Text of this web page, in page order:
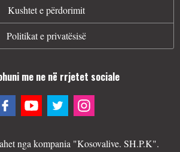
Kushtet e përdorimit
Politikat e privatësisë
me ne në rrjetet sociale
nga kompania "Kosovalive. SH.P.K".